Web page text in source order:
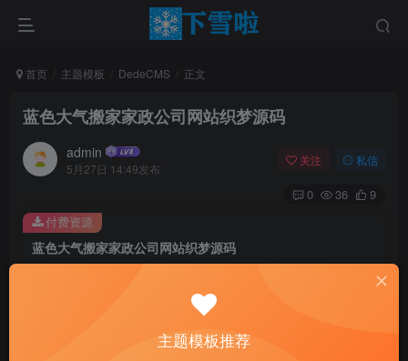
首页 主题模板 DedeCMS 正文
蓝色大气搬家家政公司网站织梦源码
admin
5月27日 14:49发布
关注 私信
0 36 9
蓝色大气搬家家政公司网站织梦源码
此内容为付费资源，请付费后查看
0.01
免费
付费资源
主题模板推荐